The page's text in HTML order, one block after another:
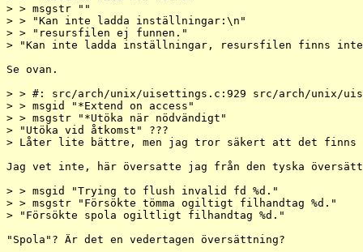
> > msgstr ""
> > "Kan inte ladda inställningar:\n"
> > "resursfilen ej funnen."
> "Kan inte ladda inställningar, resursfilen finns
Se ovan.
> > #: src/arch/unix/uisettings.c:929 src/arch/unix/
> > msgid "*Extend on access"
> > msgstr "*Utöka när nödvändigt"
> "Utöka vid åtkomst" ???
> Låter lite bättre, men jag tror säkert att det finns
Jag vet inte, här översatte jag från den tyska
> > msgid "Trying to flush invalid fd %d."
> > msgstr "Försökte tömma ogiltigt filhandtag %d."
> "Försökte spola ogiltligt filhandtag %d."
"Spola"? Är det en vedertagen översättning?